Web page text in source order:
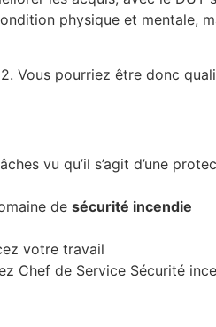
physique et mentale,
Vous pourriez être donc
vu qu’il s’agit d’une
de sécurité incendie
votre travail
Chef de Service Sécurité